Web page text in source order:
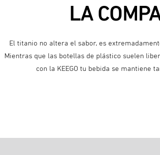
LA
El titanio no altera el sabor, es
Mientras que las botellas de plástico suelen
con la KEEGO tu bebida se mantiene